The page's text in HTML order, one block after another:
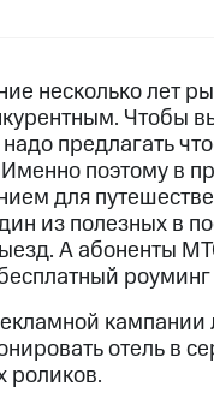
несколько лет
Чтобы
предлагать
поэтому в
для
из полезных в
А абоненты
кампании
отель в